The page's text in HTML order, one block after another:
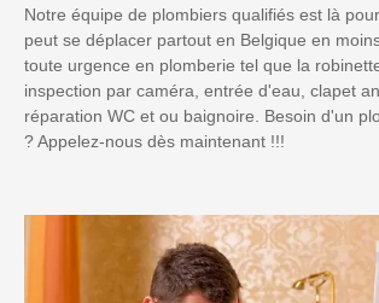
Notre équipe de plombiers qualifiés est là
peut se déplacer partout en Belgique en
toute urgence en plomberie tel que la
inspection par caméra, entrée d'eau, clapet
réparation WC et ou baignoire. Besoin d'un
? Appelez-nous dès maintenant !!!